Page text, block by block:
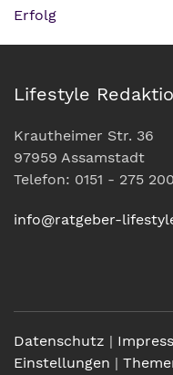
Erfolg
Lifestyle
Krautheimer Str. 36
97959 Assamstadt
Telefon: 0151 - 275
info@ratgeber-
Datenschutz |
Einstellungen |